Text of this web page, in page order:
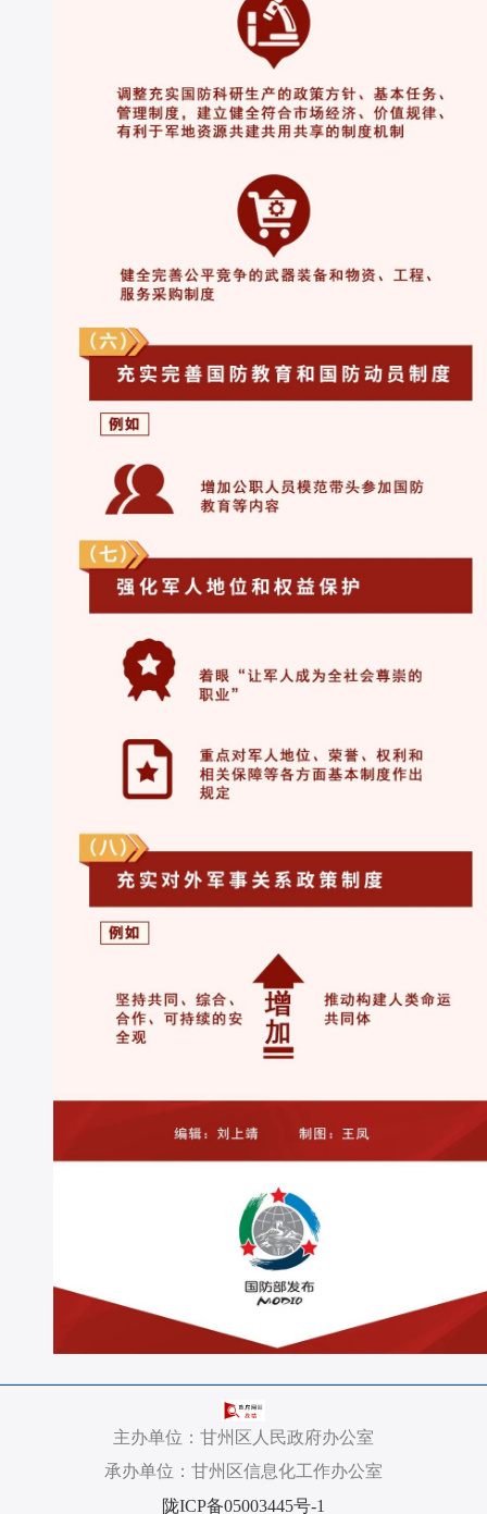
主办单位：甘州区人民政府办公室
承办单位：甘州区信息化工作办公室
陇ICP备05003445号-1